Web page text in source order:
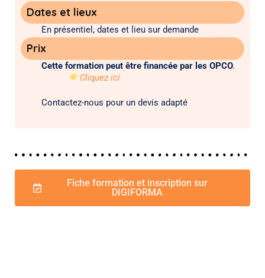
Dates et lieux
En présentiel, dates et lieu sur demande
Prix
Cette formation peut être financée par les OPCO.
​Cliquez ici
Contactez-nous pour un devis adapté
Fiche formation et inscription sur
DIGIFORMA